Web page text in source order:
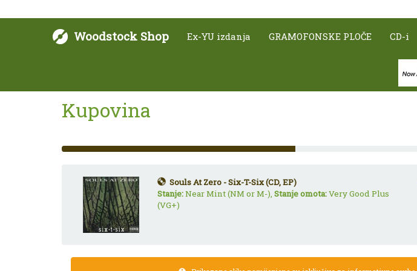
Woodstock Shop Ex-YU izdanja GRAMOFONSKE PLOČE CD-i
Kupovina
33%
Complete
Souls At Zero - Six-T-Six (CD, EP)
Stanje:Near Mint (NM or M-),Stanje omota:Very Good Plus
(VG+)